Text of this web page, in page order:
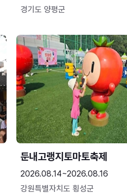
경기도 양평군
둔내고랭지토마토축제
2026.08.14~2026.08.16
강원특별자치도 횡성군